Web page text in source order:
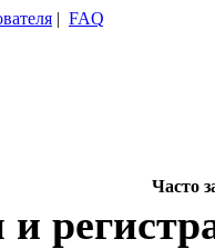
| FAQ
Часто